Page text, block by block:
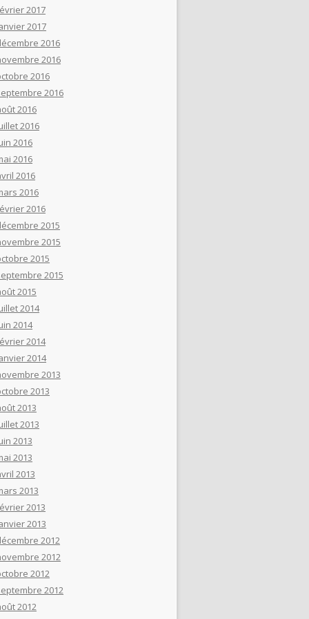
2017
2017
2016
2016
2016
2016
2016
2016
2016
2016
2016
2016
2016
2015
2015
2015
2015
2015
2014
2014
2014
2014
2013
2013
2013
2013
2013
2013
2013
2013
2013
2013
2012
2012
2012
2012
2012